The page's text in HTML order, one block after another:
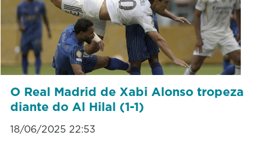
O Real Madrid de Xabi Alonso tropeza
diante do Al Hilal (1-1)
18/06/2025 22:53